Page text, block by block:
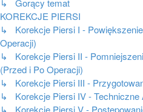
↳ Gorący temat
KOREKCJE PIERSI
↳ Korekcje Piersi I -
Operacji)
↳ Korekcje Piersi II -
(Przed i Po Operacji)
↳ Korekcje Piersi III -
↳ Korekcje Piersi IV - Techniczne